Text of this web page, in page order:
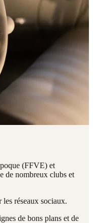
(FFVE) et
de nombreux clubs et
réseaux sociaux.
de bons plans et de